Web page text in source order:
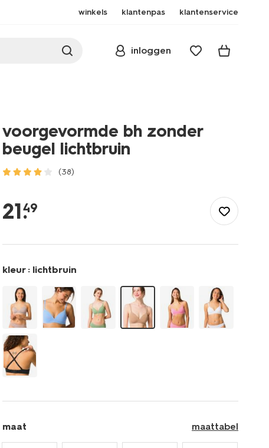
winkels klantenpas klantenservice
inloggen
voorgevormde bh zonder
beugel lichtbruin
(38)
bh/voorgevormde-
21806670LIGHTBROWN.html
21.
49
kleur : lichtbruin
maat maattabel